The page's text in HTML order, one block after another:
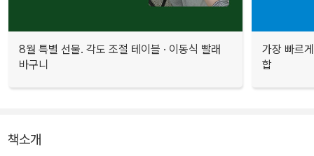
8월 특별 선물. 각도 조절 테이블 · 이동식 빨래
바구니
가장 빠르
합
책소개